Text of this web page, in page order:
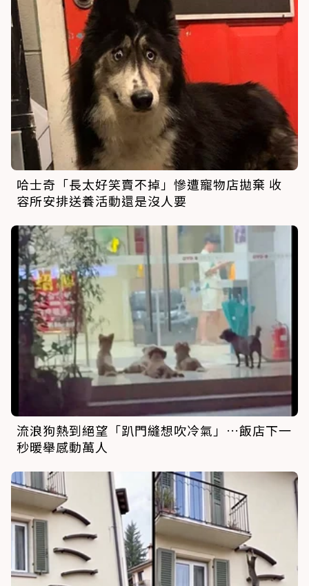
哈士奇「長太好笑賣不掉」慘遭寵物店拋棄 收
容所安排送養活動還是沒人要
流浪狗熱到絕望「趴門縫想吹冷氣」…飯店下一
秒暖舉感動萬人